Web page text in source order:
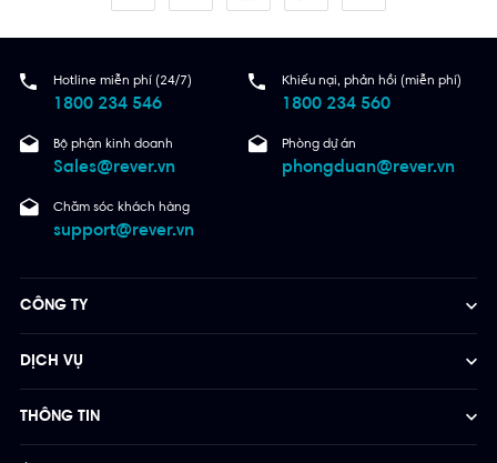
Hotline miễn phí (24/7)
1800 234 546
Khiếu nại, phản hồi (miễn phí)
1800 234 560
Bộ phận kinh doanh
Sales@rever.vn
Phòng dự án
phongduan@rever.vn
Chăm sóc khách hàng
support@rever.vn
CÔNG TY
DỊCH VỤ
THÔNG TIN